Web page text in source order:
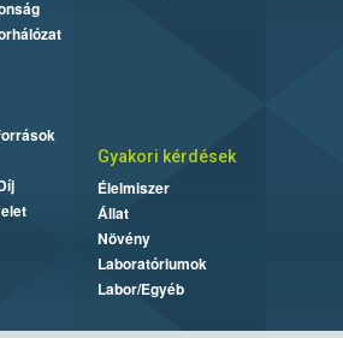
Gyakori kérdések
Élelmiszer
Állat
Növény
Laboratóriumok
Labor/Egyéb